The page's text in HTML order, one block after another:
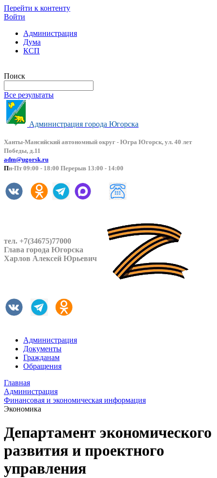
Перейти к контенту
Войти
Администрация
Дума
КСП
Поиск
Все результаты
Администрация города Югорска
Ханты-Мансийский автономный округ - Югра Югорск, ул. 40 лет
Победы, д.11
adm@ugorsk.ru
Пн-Пт 09:00 - 18:00 Перерыв 13:00 - 14:00
тел. +7(34675)77000
Глава города Югорска
Харлов Алексей Юрьевич
Администрация
Документы
Гражданам
Обращения
Главная
Администрация
Финансовая и экономическая информация
Экономика
Департамент экономического
развития и проектного
управления